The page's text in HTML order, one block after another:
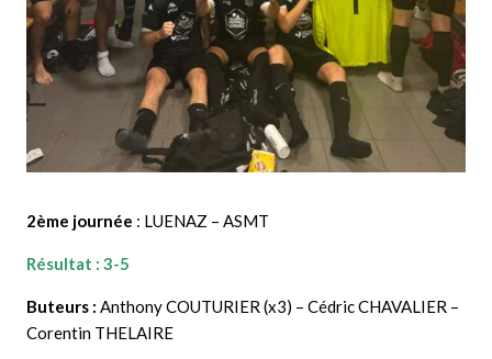
2ème journée : LUENAZ – ASMT
Résultat : 3-5
Buteurs : Anthony COUTURIER (x3) – Cédric CHAVALIER –
Corentin THELAIRE